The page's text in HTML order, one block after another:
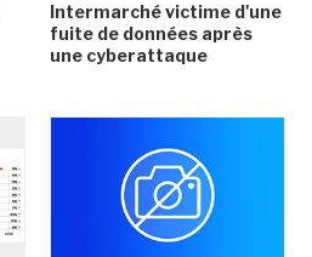
Intermarché victime d'une
fuite de données après
une cyberattaque